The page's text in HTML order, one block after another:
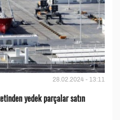
28.02.2024 - 13:11
yedek parçalar satın